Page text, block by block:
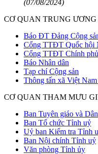
(07/08/2024)
CƠ QUAN TRUNG ƯƠNG
Báo ĐT Đảng Cộng
Cổng TTĐT Quốc hội
Cổng TTĐT Chính
Báo Nhân dân
Tạp chí Cộng sản
Thông tấn xã Việt
CƠ QUAN THAM MƯU
Ban Tuyên giáo và
Ban Tổ chức Tỉnh uỷ
Uỷ ban Kiểm tra Tỉnh
Ban Nội chính Tỉnh uỷ
Văn phòng Tỉnh ủy